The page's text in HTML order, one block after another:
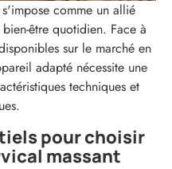
comme un allié
être quotidien. Face à
sur le marché en
adapté nécessite une
techniques et
pour choisir
massant